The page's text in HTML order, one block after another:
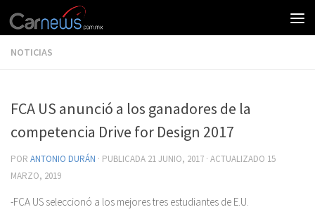
NOTICIAS
FCA US anunció a los ganadores de la
competencia Drive for Design 2017
POR ANTONIO DURÁN · PUBLICADA 21 JUNIO, 2017 · ACTUALIZADO 15
MARZO, 2019
-FCA US seleccionó a los mejores tres estudiantes de E.U.